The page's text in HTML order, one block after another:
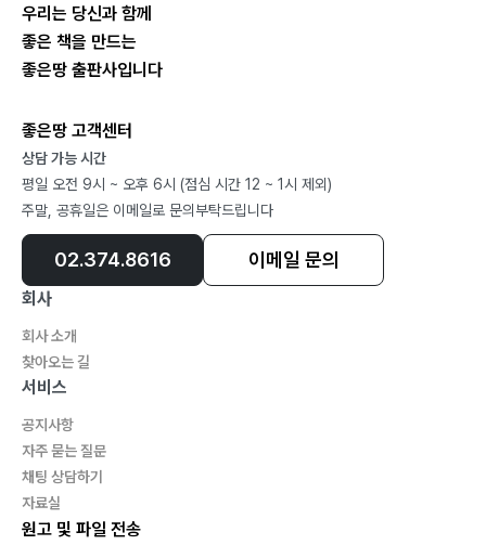
우리는 당신과 함께
좋은 책을 만드는
좋은땅 출판사입니다
좋은땅 고객센터
상담 가능 시간
평일 오전 9시 ~ 오후 6시 (점심 시간 12 ~ 1시 제외)
주말, 공휴일은 이메일로 문의부탁드립니다
02.374.8616 이메일 문의
회사
회사 소개
찾아오는 길
서비스
공지사항
자주 묻는 질문
채팅 상담하기
자료실
원고 및 파일 전송